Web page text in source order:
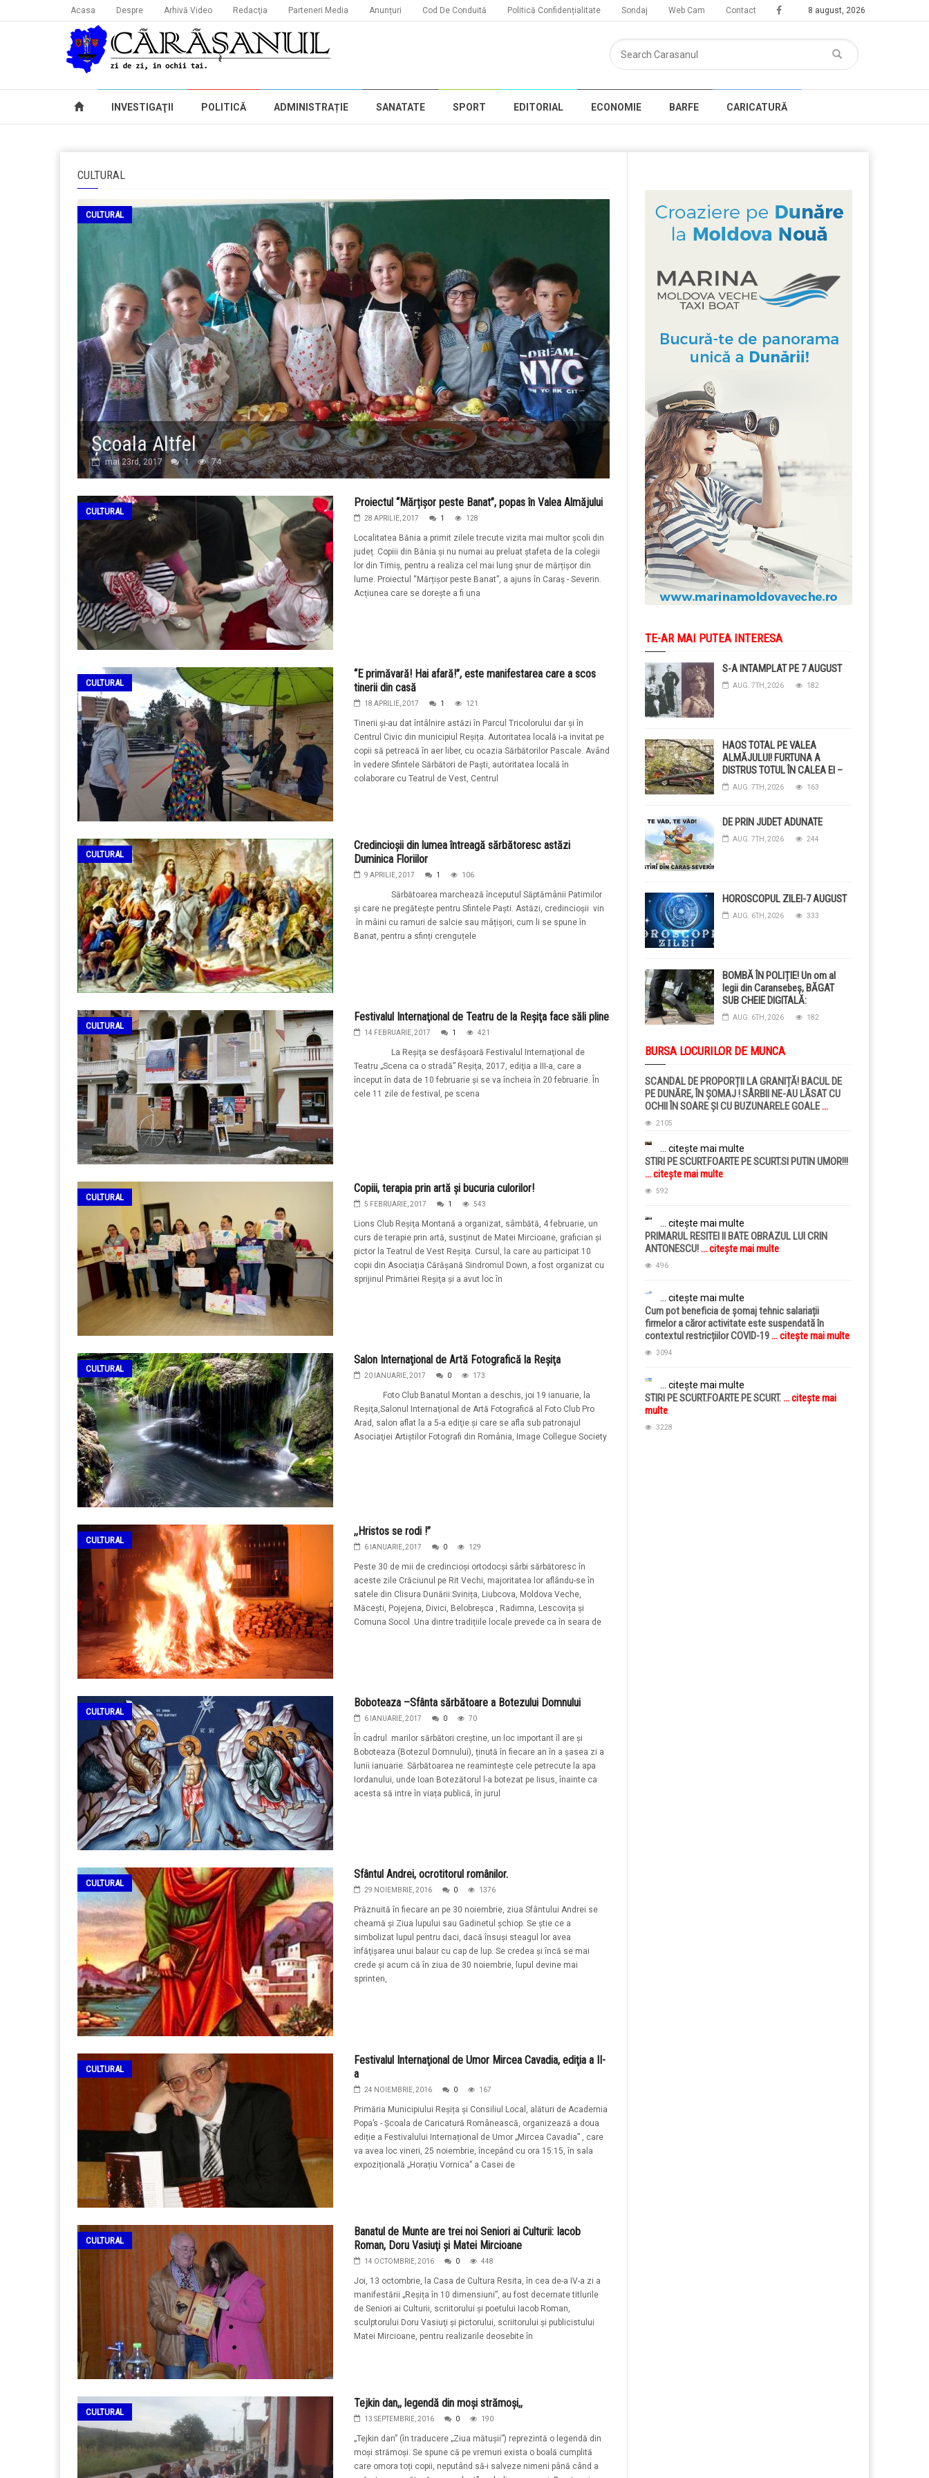
8 august, 2026
Acasa Despre Arhivă Video Redacţia Parteneri Media Anunțuri Cod De Conduită Politică Confidențialitate Sondaj Web Cam Contact
INVESTIGAŢII POLITICĂ ADMINISTRAȚIE SANATATE SPORT EDITORIAL ECONOMIE BARFE CARICATURĂ
CULTURAL
Școala Altfel
CULTURAL
mai 23rd, 2017 1 74
CULTURAL
Proiectul “Mărțișor peste Banat”, popas în Valea Almăjului
28 APRILIE, 2017 1 128
Localitatea Bănia a primit zilele trecute vizita mai multor școli din
județ. Copiii din Bănia și nu numai au preluat ștafeta de la colegii
lor din Timiș, pentru a realiza cel mai lung șnur de mărțișor din
lume. Proiectul “Mărțișor peste Banat”, a ajuns în Caraș - Severin.
Acțiunea care se dorește a fi una
CULTURAL
“E primăvară! Hai afară!”, este manifestarea care a scos
tinerii din casă
18 APRILIE, 2017 1 121
Tinerii și-au dat întâlnire astăzi în Parcul Tricolorului dar și în
Centrul Civic din municipiul Reșița. Autoritatea locală i-a invitat pe
copii să petreacă în aer liber, cu ocazia Sărbătorilor Pascale. Având
în vedere Sfintele Sărbători de Paști, autoritatea locală în
colaborare cu Teatrul de Vest, Centrul
CULTURAL
Credincioșii din lumea întreagă sărbătoresc astăzi
Duminica Floriilor
9 APRILIE, 2017 1 106
Sărbătoarea marchează începutul Săptămânii Patimilor
și care ne pregătește pentru Sfintele Paști. Astăzi, credincioșii vin
în mâini cu ramuri de salcie sau mâțișori, cum li se spune în
Banat, pentru a sfinți crenguțele
CULTURAL
Festivalul Internaţional de Teatru de la Reşiţa face săli pline
14 FEBRUARIE, 2017 1 421
La Reşiţa se desfăşoară Festivalul Internaţional de
Teatru „Scena ca o stradă” Reşiţa, 2017, ediţia a III-a, care a
început în data de 10 februarie şi se va încheia în 20 februarie. În
cele 11 zile de festival, pe scena
CULTURAL
Copiii, terapia prin artă şi bucuria culorilor!
5 FEBRUARIE, 2017 1 543
Lions Club Reşiţa Montană a organizat, sâmbătă, 4 februarie, un
curs de terapie prin artă, susţinut de Matei Mircioane, grafician şi
pictor la Teatrul de Vest Reşiţa. Cursul, la care au participat 10
copii din Asociaţia Cărăşană Sindromul Down, a fost organizat cu
sprijinul Primăriei Reşiţa şi a avut loc în
CULTURAL
Salon Internaţional de Artă Fotografică la Reşiţa
20 IANUARIE, 2017 0 173
Foto Club Banatul Montan a deschis, joi 19 ianuarie, la
Reşiţa,Salonul Internaţional de Artă Fotografică al Foto Club Pro
Arad, salon aflat la a 5-a ediţie şi care se afla sub patronajul
Asociaţiei Artiştilor Fotografi din România, Image Collegue Society
CULTURAL
,,Hristos se rodi !’’
6 IANUARIE, 2017 0 129
Peste 30 de mii de credincioși ortodocși sârbi sărbătoresc în
aceste zile Crăciunul pe Rit Vechi, majoritatea lor aflându-se în
satele din Clisura Dunării:Svinița, Liubcova, Moldova Veche,
Măcești, Pojejena, Divici, Belobreșca , Radimna, Lescovița și
Comuna Socol .Una dintre tradițiile locale prevede ca în seara de
CULTURAL
Boboteaza –Sfânta sărbătoare a Botezului Domnului
6 IANUARIE, 2017 0 70
În cadrul marilor sărbători creștine, un loc important îl are și
Boboteaza (Botezul Domnului), ținută în fiecare an în a șasea zi a
lunii ianuarie. Sărbătoarea ne reamintește cele petrecute la apa
Iordanului, unde Ioan Botezătorul l-a botezat pe Iisus, înainte ca
acesta să intre în viața publică, în jurul
CULTURAL
Sfântul Andrei, ocrotitorul românilor.
29 NOIEMBRIE, 2016 0 1376
Prăznuită în fiecare an pe 30 noiembrie, ziua Sfântului Andrei se
cheamă şi Ziua lupului sau Gadinetul şchiop. Se ştie ce a
simbolizat lupul pentru daci, dacă însuşi steagul lor avea
înfăţişarea unui balaur cu cap de lup. Se credea şi încă se mai
crede şi acum că în ziua de 30 noiembrie, lupul devine mai
sprinten,
CULTURAL
Festivalul Internaţional de Umor Mircea Cavadia, ediţia a II-
a
24 NOIEMBRIE, 2016 0 167
Primăria Municipiului Reșița și Consiliul Local, alături de Academia
Popa’s - Școala de Caricatură Românească, organizează a doua
ediție a Festivalului Internațional de Umor „Mircea Cavadia” , care
va avea loc vineri, 25 noiembrie, începând cu ora 15:15, în sala
expozițională „Horațiu Vornica” a Casei de
CULTURAL
Banatul de Munte are trei noi Seniori ai Culturii: Iacob
Roman, Doru Vasiuţi şi Matei Mircioane
14 OCTOMBRIE, 2016 0 448
Joi, 13 octombrie, la Casa de Cultura Resita, în cea de-a IV-a zi a
manifestării „Reșița în 10 dimensiuni”, au fost decernate titlurile
de Seniori ai Culturii, scriitorului şi poetului Iacob Roman,
sculptorului Doru Vasiuţi şi pictorului, scriitorului şi publicistului
Matei Mircioane, pentru realizarile deosebite în
CULTURAL
Tejkin dan,, legendă din moși strămoși,,
13 SEPTEMBRIE, 2016 0 190
„Tejkin dan” (în traducere „Ziua mătușii”) reprezintă o legendă din
moși strămoși. Se spune că pe vremuri exista o boală cumplită
care omora toți copii, neputând să-i salveze nimeni până când a
TE-AR MAI PUTEA INTERESA
S-A INTAMPLAT PE 7 AUGUST
AUG. 7TH, 2026 182
HAOS TOTAL PE VALEA
ALMĂJULUI! FURTUNA A
DISTRUS TOTUL ÎN CALEA EI –
COPACI CĂZUȚI, DRUMURI
BLOCAȚE, CURENT TĂIAT ȘI
GRINDINĂ!
AUG. 7TH, 2026 163
DE PRIN JUDET ADUNATE
AUG. 7TH, 2026 244
HOROSCOPUL ZILEI-7 AUGUST
AUG. 6TH, 2026 333
BOMBĂ ÎN POLIȚIE! Un om al
legii din Caransebeș, BĂGAT
SUB CHEIE DIGITALĂ:
Judecătorii i-au pus BRĂȚARĂ
ELECTRONICĂ la picior!
AUG. 6TH, 2026 182
BURSA LOCURILOR DE MUNCA
SCANDAL DE PROPORȚII LA GRANIȚĂ! BACUL DE
PE DUNĂRE, ÎN ȘOMAJ ! SÂRBII NE-AU LĂSAT CU
OCHII ÎN SOARE ȘI CU BUZUNARELE GOALE...
citește mai multe
2105
... citește mai multe
STIRI PE SCURT.FOARTE PE SCURT.SI PUTIN UMOR!!!
... citește mai multe
592
... citește mai multe
PRIMARUL RESITEI II BATE OBRAZUL LUI CRIN
ANTONESCU!... citește mai multe
496
... citește mai multe
Cum pot beneficia de șomaj tehnic salariații
firmelor a căror activitate este suspendată în
contextul restricțiilor COVID-19... citește mai multe
3094
... citește mai multe
STIRI PE SCURT.FOARTE PE SCURT.... citește mai
multe
3228